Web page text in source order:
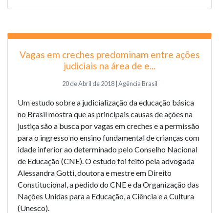
Vagas em creches predominam entre ações
judiciais na área de e...
20 de Abril de 2018 | Agência Brasil
Um estudo sobre a judicialização da educação básica
no Brasil mostra que as principais causas de ações na
justiça são a busca por vagas em creches e a permissão
para o ingresso no ensino fundamental de crianças com
idade inferior ao determinado pelo Conselho Nacional
de Educação (CNE). O estudo foi feito pela advogada
Alessandra Gotti, doutora e mestre em Direito
Constitucional, a pedido do CNE e da Organização das
Nações Unidas para a Educação, a Ciência e a Cultura
(Unesco).